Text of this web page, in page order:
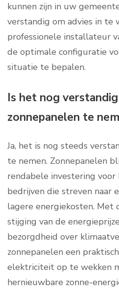
kunnen zijn in uw
verstandig om advies in te
professionele installateur
de optimale configuratie
situatie te bepalen.
Is het nog
zonnepanelen te
Ja, het is nog steeds
te nemen. Zonnepanelen
rendabele investering voor
bedrijven die streven naar
lagere energiekosten. Met
stijging van de
bezorgdheid over
zonnepanelen een
elektriciteit op te wekken
hernieuwbare zonne-